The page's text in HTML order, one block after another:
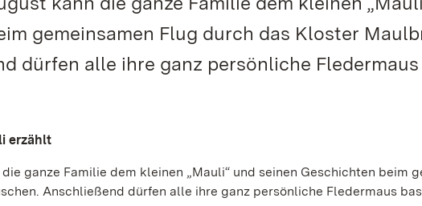
gemeinsamen Flug durch das Kloster
dürfen alle ihre ganz persönliche
erzählt
ganze Familie dem kleinen „Mauli“ und seinen Geschichten beim
Anschließend dürfen alle ihre ganz persönliche Fledermaus